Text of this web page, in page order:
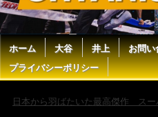
ホーム 大谷 井上 お問い
プライバシーポリシー
日本から羽ばたいた最高傑作 スー